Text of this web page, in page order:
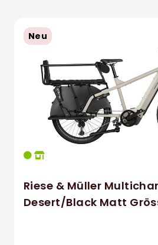
Neu
Riese & Müller
Desert/Black Matt